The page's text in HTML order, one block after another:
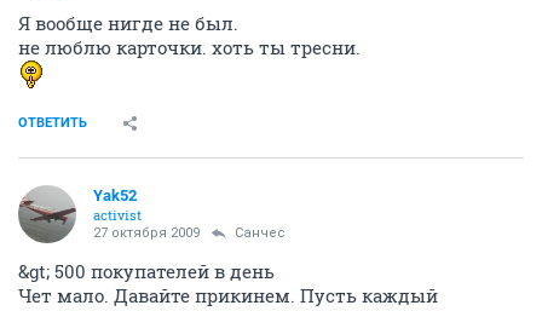
Я вообще нигде не был.
не люблю карточки. хоть ты тресни.
ОТВЕТИТЬ
Yak52
activist
27 октября 2009 Санчес
&gt; 500 покупателей в день
Чет мало. Давайте прикинем. Пусть каждый